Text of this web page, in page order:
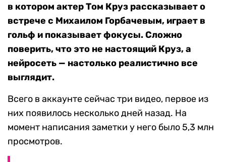
в котором актер Том Круз рассказывает о
встрече с Михаилом Горбачевым, играет в
гольф и показывает фокусы. Сложно
поверить, что это не настоящий Круз, а
нейросеть — настолько реалистично все
выглядит.
Всего в аккаунте сейчас три видео, первое из
них появилось несколько дней назад. На
момент написания заметки у него было 5,3 млн
просмотров.